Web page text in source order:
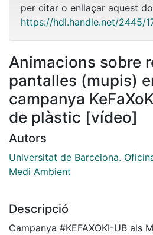
per citar o enllaçar aquest
https://hdl.handle.net/2445/
Animacions sobre
pantalles (mupis)
campanya
de plàstic [vídeo]
Autors
Universitat de Barcelona.
Medi Ambient
Descripció
Campanya #KEFAXOKI-UB als